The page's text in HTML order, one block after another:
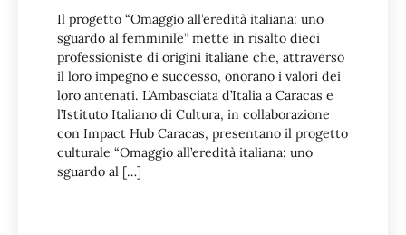
Il progetto “Omaggio all’eredità italiana: uno
sguardo al femminile” mette in risalto dieci
professioniste di origini italiane che, attraverso
il loro impegno e successo, onorano i valori dei
loro antenati. L’Ambasciata d’Italia a Caracas e
l’Istituto Italiano di Cultura, in collaborazione
con Impact Hub Caracas, presentano il progetto
culturale “Omaggio all’eredità italiana: uno
sguardo al […]